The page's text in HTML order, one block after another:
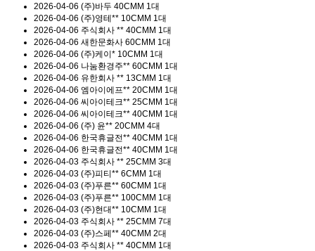
2026-04-06 (주)바두 40CMM 1대
2026-04-06 (주)영테** 10CMM 1대
2026-04-06 주식회사 ** 40CMM 1대
2026-04-06 새한문화사 60CMM 1대
2026-04-06 (주)케이* 10CMM 1대
2026-04-06 나눔환경주** 60CMM 1대
2026-04-06 유한회사 ** 13CMM 1대
2026-04-06 엠아이에프** 20CMM 1대
2026-04-06 씨아이테크** 25CMM 1대
2026-04-06 씨아이테크** 40CMM 1대
2026-04-06 (주) 윤** 20CMM 4대
2026-04-06 한국휴글전** 40CMM 1대
2026-04-06 한국휴글전** 40CMM 1대
2026-04-03 주식회사 ** 25CMM 3대
2026-04-03 (주)피티** 6CMM 1대
2026-04-03 (주)푸른** 60CMM 1대
2026-04-03 (주)푸른** 100CMM 1대
2026-04-03 (주)현대** 10CMM 1대
2026-04-03 주식회사 ** 25CMM 7대
2026-04-03 (주)스페** 40CMM 2대
2026-04-03 주식회사 ** 40CMM 1대